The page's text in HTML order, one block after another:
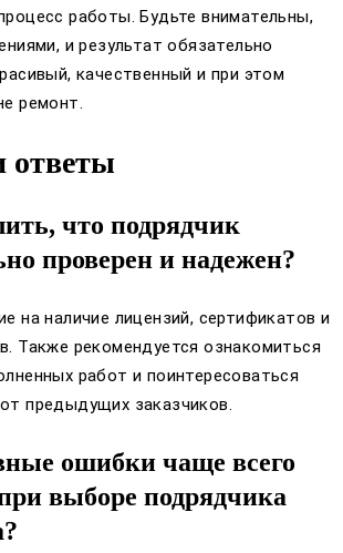
работы. Будьте внимательны,
и результат обязательно
качественный и при этом
ремонт.
ответы
что подрядчик
проверен и надежен?
на наличие лицензий, сертификатов и
Также рекомендуется ознакомиться
работ и поинтересоваться
предыдущих заказчиков.
ошибки чаще всего
выборе подрядчика